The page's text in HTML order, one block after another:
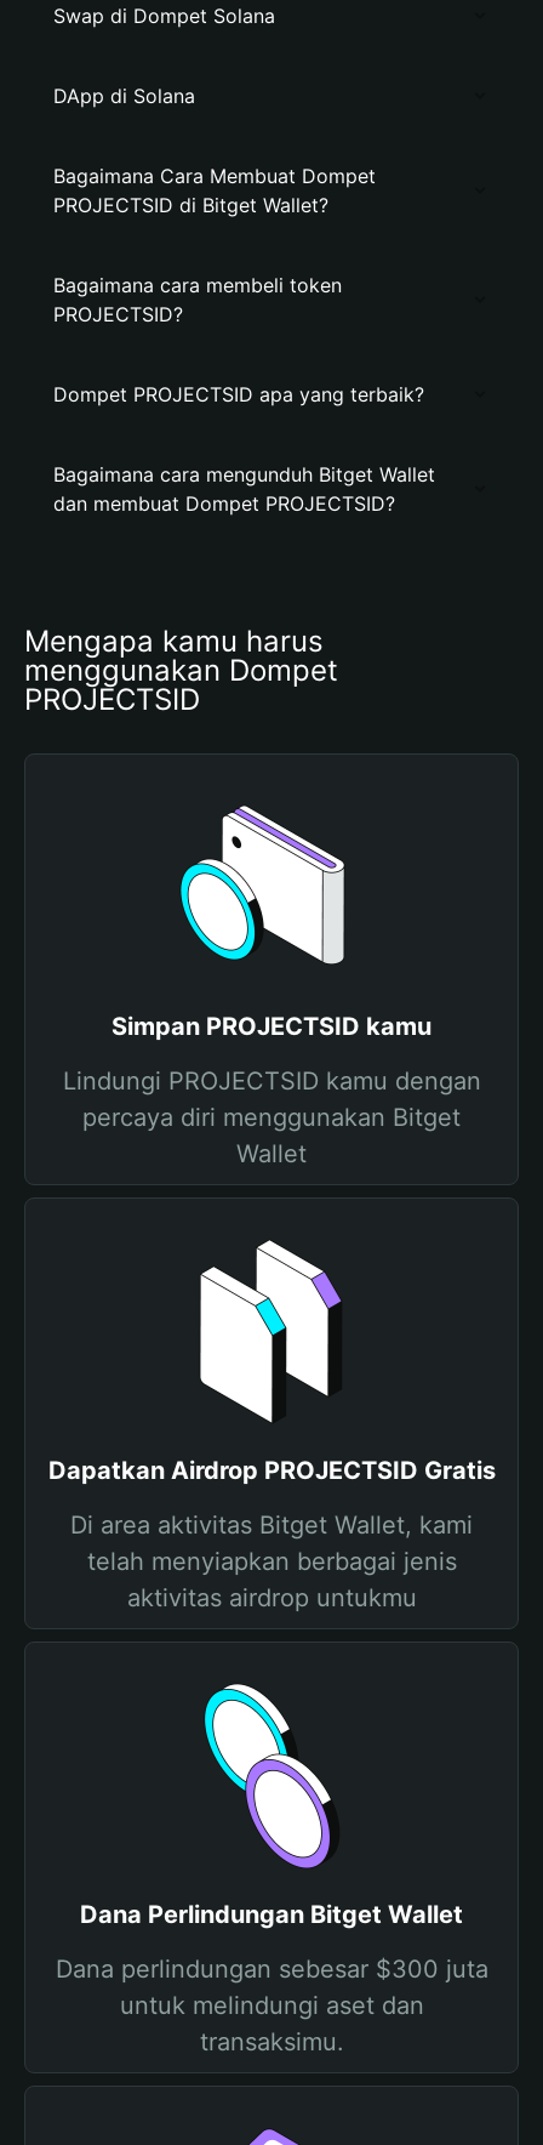
Swap di Dompet Solana
DApp di Solana
Bagaimana Cara Membuat Dompet
PROJECTSID di Bitget Wallet?
Bagaimana cara membeli token
PROJECTSID?
Dompet PROJECTSID apa yang terbaik?
Bagaimana cara mengunduh Bitget Wallet
dan membuat Dompet PROJECTSID?
Mengapa kamu harus
menggunakan Dompet
PROJECTSID
Simpan PROJECTSID kamu
Lindungi PROJECTSID kamu dengan
percaya diri menggunakan Bitget
Wallet
Dapatkan Airdrop PROJECTSID Gratis
Di area aktivitas Bitget Wallet, kami
telah menyiapkan berbagai jenis
aktivitas airdrop untukmu
Dana Perlindungan Bitget Wallet
Dana perlindungan sebesar $300 juta
untuk melindungi aset dan
transaksimu.